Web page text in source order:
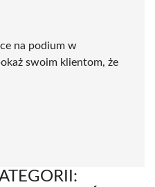
na podium w
swoim klientom, że